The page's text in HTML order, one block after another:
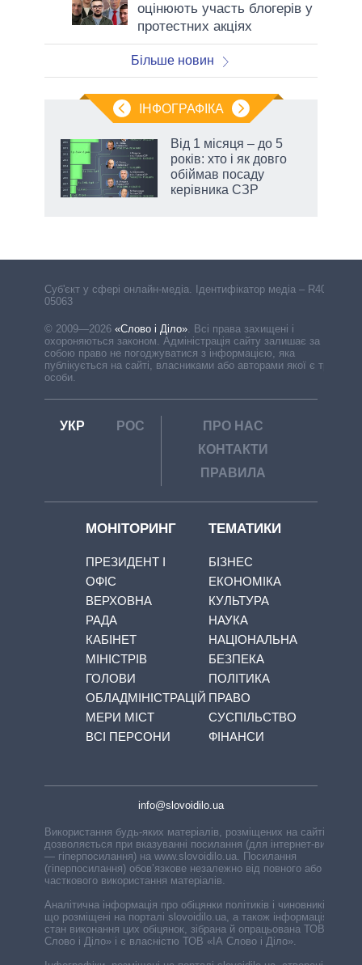
оцінюють участь блогерів у
протестних акціях
Більше новин
ІНФОГРАФІКА
Від 1 місяця – до 5
років: хто і як довго
обіймав посаду
керівника СЗР
Cуб'єкт у сфері онлайн-медіа. Ідентифікатор медіа – R40-
05063
© 2009—2026 «Слово і Діло». Всі права захищені і
охороняються законом. Адміністрація сайту залишає за
собою право не погоджуватися з інформацією, яка
публікується на сайті, власниками або авторами якої є треті
особи.
УКР РОС
ПРО НАС
КОНТАКТИ
ПРАВИЛА
МОНІТОРИНГ
ПРЕЗИДЕНТ І
ОФІС
ВЕРХОВНА
РАДА
КАБІНЕТ
МІНІСТРІВ
ГОЛОВИ
ОБЛАДМІНІСТРАЦІЙ
МЕРИ МІСТ
ВСІ ПЕРСОНИ
ТЕМАТИКИ
БІЗНЕС
ЕКОНОМІКА
КУЛЬТУРА
НАУКА
НАЦІОНАЛЬНА
БЕЗПЕКА
ПОЛІТИКА
ПРАВО
СУСПІЛЬСТВО
ФІНАНСИ
info@slovoidilo.ua
Використання будь-яких матеріалів, розміщених на сайті,
дозволяється при вказуванні посилання (для інтернет-видань
— гіперпосилання) на www.slovoidilo.ua. Посилання
(гіперпосилання) обов’язкове незалежно від повного або
часткового використання матеріалів.
Аналітична інформація про обіцянки політиків і чиновників,
що розміщені на порталі slovoidilo.ua, а також інформація про
стан виконання цих обіцянок, зібрана й опрацьована ТОВ «ІА
Слово і Діло» і є власністю ТОВ «ІА Слово і Діло».